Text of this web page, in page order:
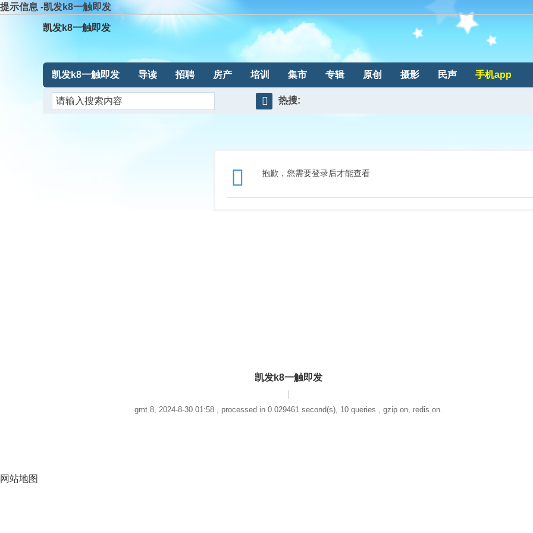
提示信息 -凯发k8一触即发
凯发k8一触即发
凯发k8一触即发 导读 招聘 房产 培训 集市 专辑 原创 摄影 民声 手机app
热搜:
抱歉，您需要登录后才能查看
凯发k8一触即发
gmt 8, 2024-8-30 01:58, processed in 0.029461 second(s), 10 queries , gzip on, redis on.
网站地图